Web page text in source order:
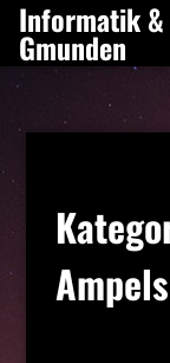
Zum
Inhalt
springen
Informatik &
Gmunden